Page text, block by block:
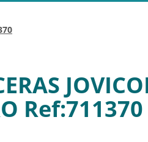
Ref:711370